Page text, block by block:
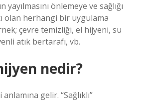
yayılmasını önlemeye ve sağlığı
olan herhangi bir uygulama
çevre temizliği, el hijyeni, su
atık bertarafı, vb.
nedir?
gelir. “Sağlıklı”